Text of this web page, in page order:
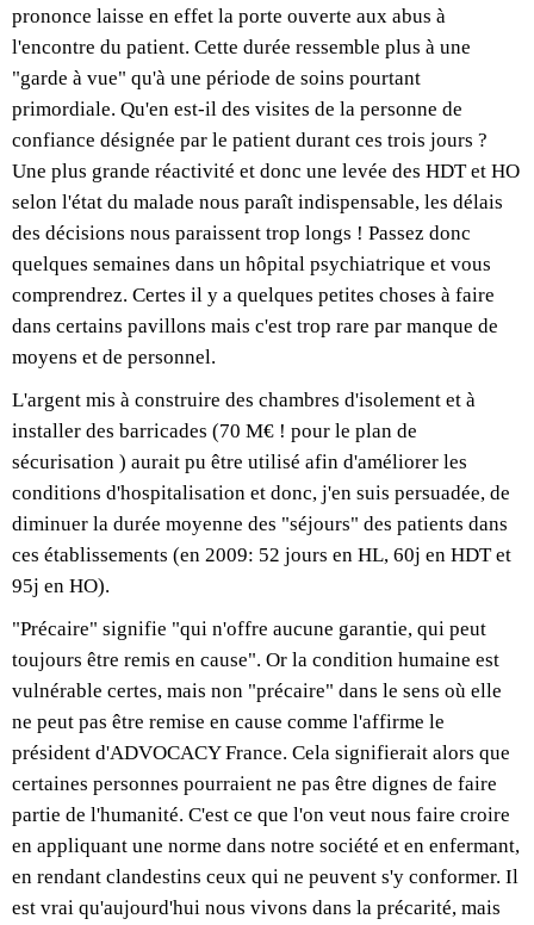
prononce laisse en effet la porte ouverte aux abus à
l'encontre du patient. Cette durée ressemble plus à une
"garde à vue" qu'à une période de soins pourtant
primordiale. Qu'en est-il des visites de la personne de
confiance désignée par le patient durant ces trois jours ?
Une plus grande réactivité et donc une levée des HDT et HO
selon l'état du malade nous paraît indispensable, les délais
des décisions nous paraissent trop longs ! Passez donc
quelques semaines dans un hôpital psychiatrique et vous
comprendrez. Certes il y a quelques petites choses à faire
dans certains pavillons mais c'est trop rare par manque de
moyens et de personnel.
L'argent mis à construire des chambres d'isolement et à
installer des barricades (70 M€ ! pour le plan de
sécurisation ) aurait pu être utilisé afin d'améliorer les
conditions d'hospitalisation et donc, j'en suis persuadée, de
diminuer la durée moyenne des "séjours" des patients dans
ces établissements (en 2009: 52 jours en HL, 60j en HDT et
95j en HO).
"Précaire" signifie "qui n'offre aucune garantie, qui peut
toujours être remis en cause". Or la condition humaine est
vulnérable certes, mais non "précaire" dans le sens où elle
ne peut pas être remise en cause comme l'affirme le
président d'ADVOCACY France. Cela signifierait alors que
certaines personnes pourraient ne pas être dignes de faire
partie de l'humanité. C'est ce que l'on veut nous faire croire
en appliquant une norme dans notre société et en enfermant,
en rendant clandestins ceux qui ne peuvent s'y conformer. Il
est vrai qu'aujourd'hui nous vivons dans la précarité, mais